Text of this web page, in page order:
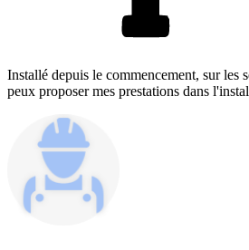
Installé depuis le commencement, sur les
peux proposer mes prestations dans